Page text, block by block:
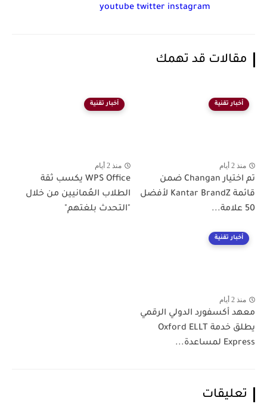
youtube twitter instagram
مقالات قد تهمك
أخبار تقنية
منذ 2 أيام
تم اختيار Changan ضمن
قائمة Kantar BrandZ لأفضل
50 علامة...
أخبار تقنية
منذ 2 أيام
WPS Office يكسب ثقة
الطلاب العُمانيين من خلال
"التحدث بلغتهم"
أخبار تقنية
منذ 2 أيام
معهد أكسفورد الدولي الرقمي
يطلق خدمة Oxford ELLT
Express لمساعدة...
تعليقات